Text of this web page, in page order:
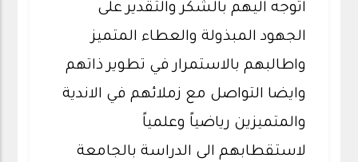
اتوجه اليهم بالشكر والتقدير على
الجهود المبذولة والعطاء المتميز
واطالبهم بالاستمرار في تطوير ذاتهم
وايضا التواصل مع زملائهم في الاندية
والمتميزين رياضياً وعلمياً
لاستقطابهم الى الدراسة بالجامعة